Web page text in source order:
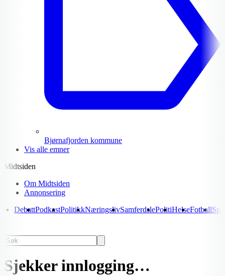
Bjørnafjorden kommune
Vis alle emner
Midtsiden
Om Midtsiden
Annonsering
DebattPodkastPolitikkNæringslivSamferdslePolitiHelseFotball
Sjekker innlogging…